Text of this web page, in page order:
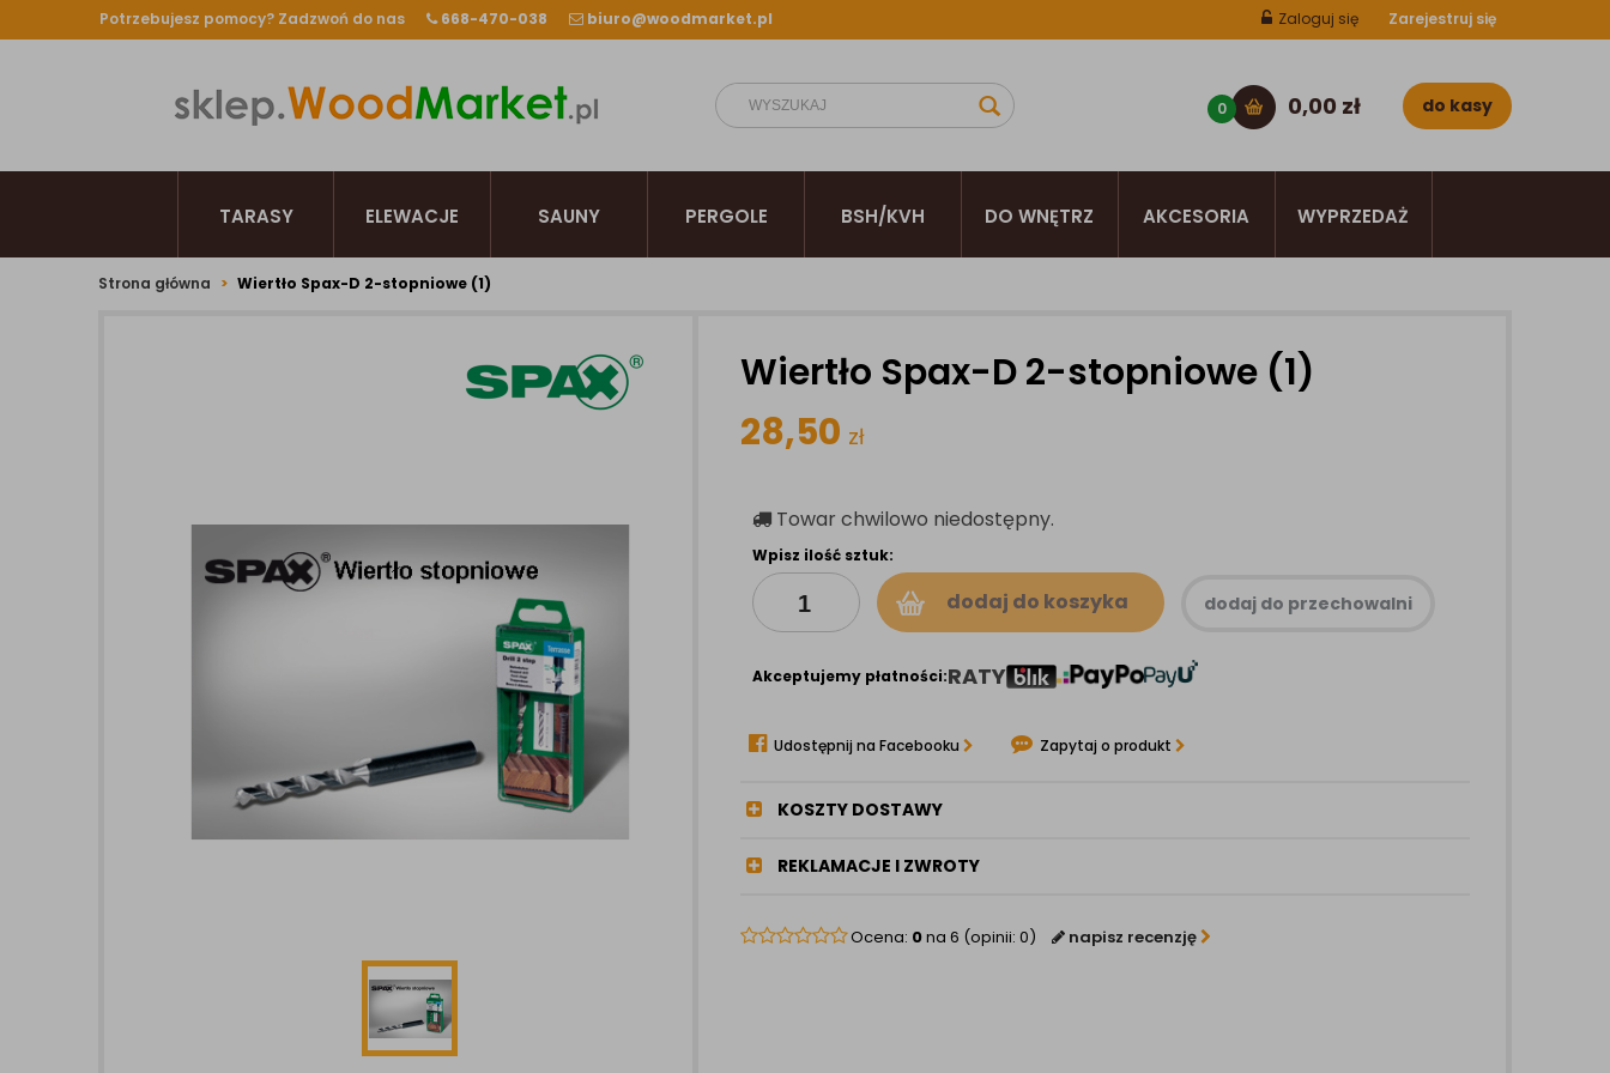
Potrzebujesz pomocy? Zadzwoń do nas 668-470-038 biuro@woodmarket.pl Zaloguj się Zarejestruj się
0 0,00 zł do kasy
TARASY ELEWACJE SAUNY PERGOLE BSH/KVH DO WNĘTRZ AKCESORIA WYPRZEDAŻ
Strona główna Wiertło Spax-D 2-stopniowe (1)
Wiertło Spax-D 2-stopniowe (1)
28,50 zł
Towar chwilowo niedostępny.
Wpisz ilość sztuk:
dodaj do koszyka dodaj do przechowalni
Akceptujemy płatności:RATY
Udostępnij na Facebooku Zapytaj o produkt
KOSZTY DOSTAWY
REKLAMACJE I ZWROTY
Ocena: 0na 6 (opinii: 0) napisz recenzję